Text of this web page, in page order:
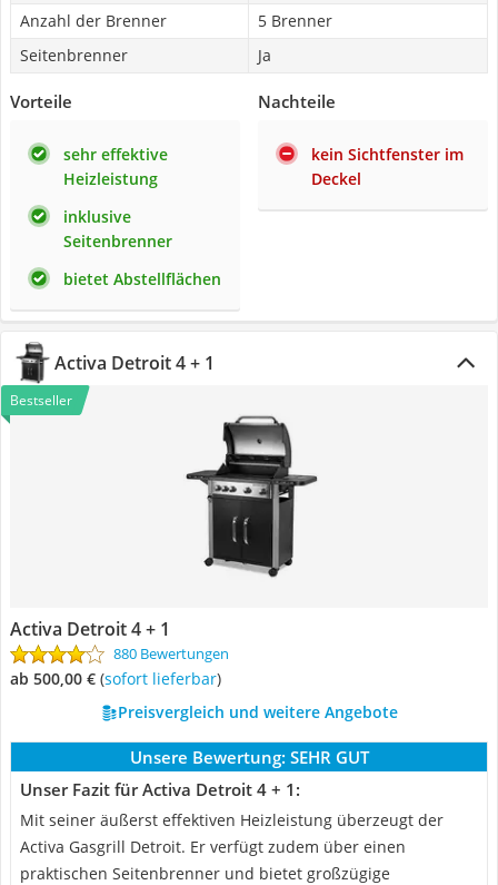
Anzahl der Brenner
5 Brenner
Seitenbrenner
Ja
Vorteile
sehr effektive
Heizleistung
inklusive
Seitenbrenner
bietet Abstellflächen
Nachteile
kein Sichtfenster im
Deckel
Activa Detroit 4 + 1
Bestseller
Activa Detroit 4 + 1
880 Bewertungen
ab 500,00 € ( Sofort lieferbar)
Preisvergleich und weitere Angebote
Unsere Bewertung: SEHR GUT
Unser Fazit für Activa Detroit 4 + 1:
Mit seiner äußerst effektiven Heizleistung überzeugt der
Activa Gasgrill Detroit. Er verfügt zudem über einen
praktischen Seitenbrenner und bietet großzügige